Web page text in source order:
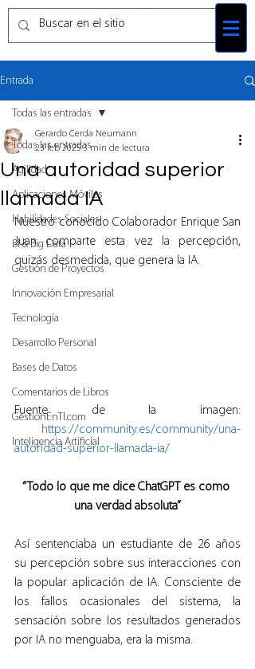
Entrada
Todas las entradas
Agilidad
Aplicaciones Móviles
Habilidades Sociales
BI & Big Data
Gestión de Proyectos
Innovación Empresarial
Tecnología
Desarrollo Personal
Bases de Datos
Comentarios de Libros
GestionEnTI.com
Inteligencia Artificial
Todas las entradas
Una autoridad superior
llamada IA
Gerardo Cerda Neumann
23 feb 20253 min de lectura
Nuestro conocido Colaborador Enrique San
Juan comparte esta vez la percepción,
quizás desmedida, que genera la IA.
Fuente de la imagen:
https://community.es/community/una-
autoridad-superior-llamada-ia/
“Todo lo que me dice ChatGPT es como
una verdad absoluta”
Así sentenciaba un estudiante de 26 años
su percepción sobre sus interacciones con
la popular aplicación de IA. Consciente de
los fallos ocasionales del sistema, la
sensación sobre los resultados generados
por IA no menguaba, era la misma.